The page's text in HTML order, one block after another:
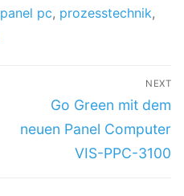
panel pc, prozesstechnik,
NEXT
Go Green mit dem
neuen Panel Computer
VIS-PPC-3100